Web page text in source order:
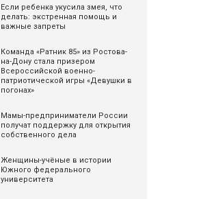
Если ребенка укусила змея, что
делать: экстренная помощь и
важные запреты
Команда «Ратник 85» из Ростова-
на-Дону стала призером
Всероссийской военно-
патриотической игры «Девушки в
погонах»
Мамы-предприниматели России
получат поддержку для открытия
собственного дела
Женщины-учёные в истории
Южного федерального
университета